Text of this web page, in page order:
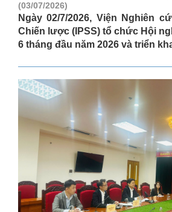
(03/07/2026)
Ngày 02/7/2026, Viện Nghiên
Chiến lược (IPSS) tổ chức Hội
6 tháng đầu năm 2026 và triển